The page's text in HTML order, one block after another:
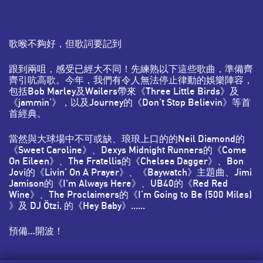
歌喉不夠好，但歌詞要記到
跟到兩咀，感受已經大不同！先練熟以下這些歌曲，準備齊
齊引吭高歌。今年，我們有令人無法停止律動的娛樂陣容，
包括Bob Marley及Wailers帶來《Three Little Birds》及
《jammin’》，以及Journey的《Don’t Stop Believin》等首
首經典。
當然與大球場中不可或缺、琅琅上口的的Neil Diamond的
《Sweet Caroline》、Dexys Midnight Runners的《Come
On Eileen》、The Fratellis的《Chelsea Dagger》、Bon
Jovi的《Livin’ On A Prayer》、《Baywatch》主題曲、Jimi
Jamison的《I'm Always Here》、UB40的《Red Red
Wine》、The Proclaimers的《I’m Going to Be (500 Miles)
》及 DJ Ötzi. 的《Hey Baby》......
預備…開波！